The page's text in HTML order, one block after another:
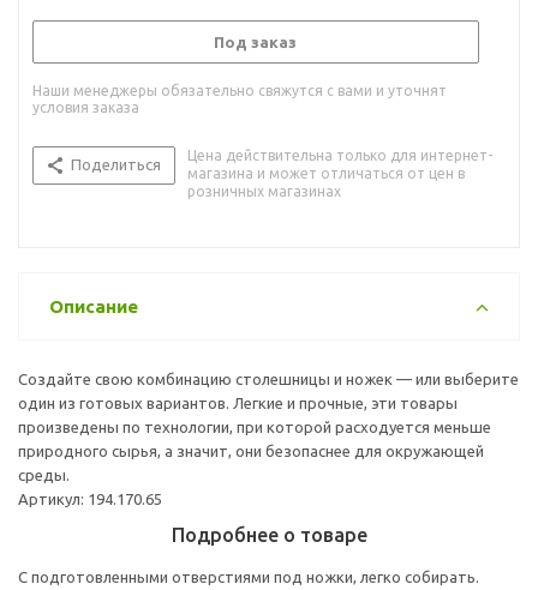
Под заказ
Наши менеджеры обязательно свяжутся с вами и уточнят
условия заказа
Поделиться
Цена действительна только для интернет-
магазина и может отличаться от цен в
розничных магазинах
Описание
Создайте свою комбинацию столешницы и ножек — или выберите
один из готовых вариантов. Легкие и прочные, эти товары
произведены по технологии, при которой расходуется меньше
природного сырья, а значит, они безопаснее для окружающей
среды.
Артикул: 194.170.65
Подробнее о товаре
С подготовленными отверстиями под ножки, легко собирать.